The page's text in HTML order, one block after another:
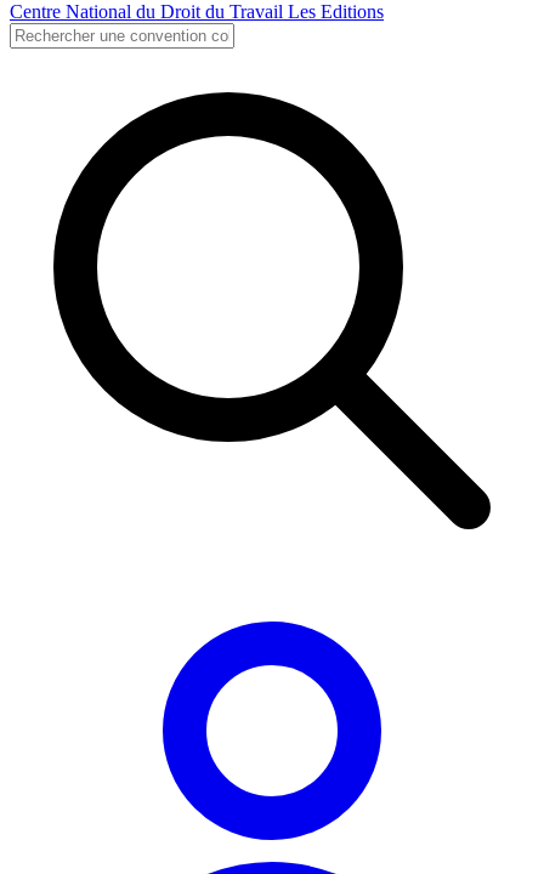
Centre National du Droit du Travail Les Editions